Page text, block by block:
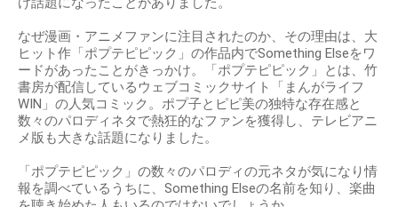
なぜ漫画・アニメファンに注目されたのか、その理由は、大
ヒット作「ポプテピピック」の作品内でSomething Elseをワ
ードがあったことがきっかけ。「ポプテピピック」とは、竹
書房が配信しているウェブコミックサイト「まんがライフ
WIN」の人気コミック。ポプ子とピピ美の独特な存在感と
数々のパロディネタで熱狂的なファンを獲得し、テレビアニ
メ版も大きな話題になりました。
「ポプテピピック」の数々のパロディの元ネタが気になり情
報を調べているうちに、Something Elseの名前を知り、楽曲